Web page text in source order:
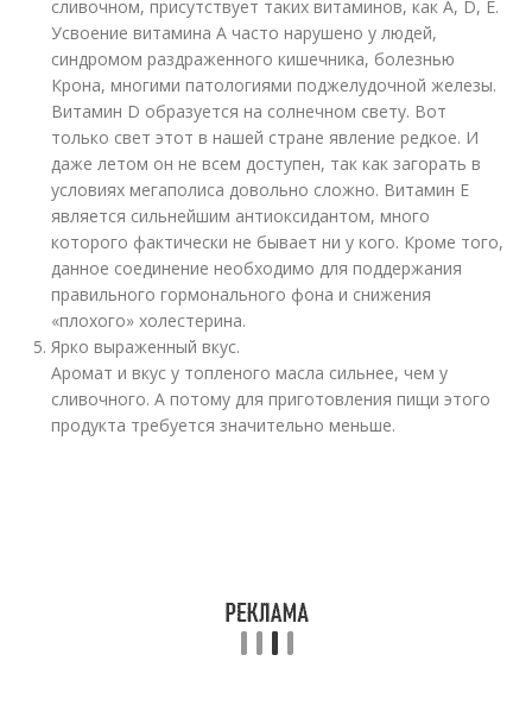
сливочном, присутствует таких витаминов, как А, D, Е.
Усвоение витамина А часто нарушено у людей,
синдромом раздраженного кишечника, болезнью
Крона, многими патологиями поджелудочной железы.
Витамин D образуется на солнечном свету. Вот
только свет этот в нашей стране явление редкое. И
даже летом он не всем доступен, так как загорать в
условиях мегаполиса довольно сложно. Витамин Е
является сильнейшим антиоксидантом, много
которого фактически не бывает ни у кого. Кроме того,
данное соединение необходимо для поддержания
правильного гормонального фона и снижения
«плохого» холестерина.
Ярко выраженный вкус.
Аромат и вкус у топленого масла сильнее, чем у
сливочного. А потому для приготовления пищи этого
продукта требуется значительно меньше.